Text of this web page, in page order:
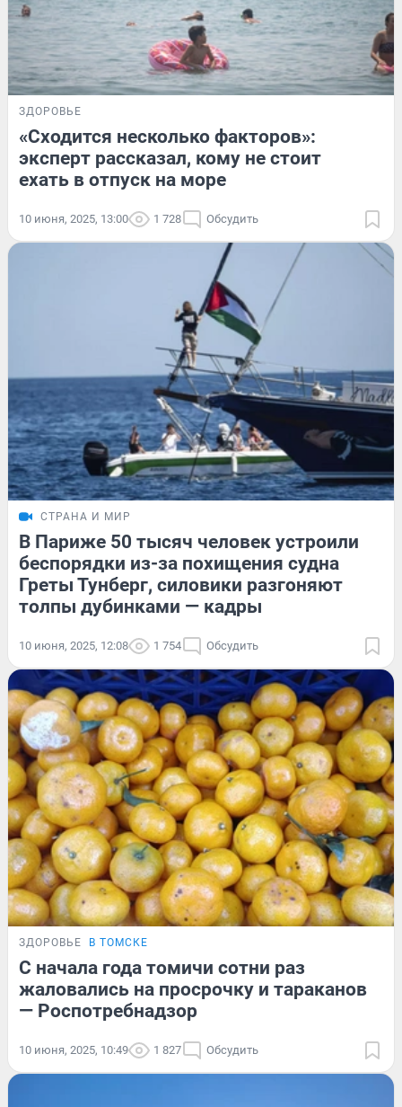
ЗДОРОВЬЕ
«Сходится несколько факторов»:
эксперт рассказал, кому не стоит
ехать в отпуск на море
10 июня, 2025, 13:00 1 728 Обсудить
СТРАНА И МИР
В Париже 50 тысяч человек устроили
беспорядки из-за похищения судна
Греты Тунберг, силовики разгоняют
толпы дубинками — кадры
10 июня, 2025, 12:08 1 754 Обсудить
ЗДОРОВЬЕ В ТОМСКЕ
С начала года томичи сотни раз
жаловались на просрочку и тараканов
— Роспотребнадзор
10 июня, 2025, 10:49 1 827 Обсудить